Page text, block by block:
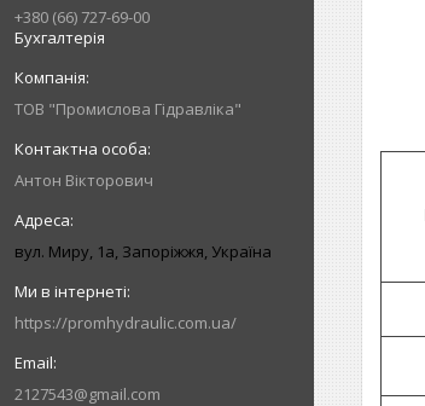
+380 (66) 727-69-00
Бухгалтерія
ТОВ "Промислова Гідравліка"
Антон Вікторович
вул. Миру, 1а, Запоріжжя, Україна
https://promhydraulic.com.ua/
2127543@gmail.com